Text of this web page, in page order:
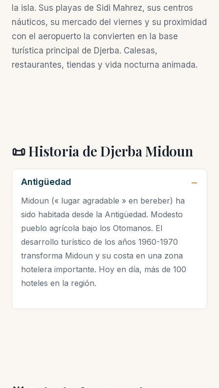
la isla. Sus playas de Sidi Mahrez, sus centros
náuticos, su mercado del viernes y su proximidad
con el aeropuerto la convierten en la base
turística principal de Djerba. Calesas,
restaurantes, tiendas y vida nocturna animada.
📜 Historia de Djerba Midoun
Antigüedad
Midoun (« lugar agradable » en bereber) ha
sido habitada desde la Antigüedad. Modesto
pueblo agrícola bajo los Otomanos. El
desarrollo turístico de los años 1960-1970
transforma Midoun y su costa en una zona
hotelera importante. Hoy en día, más de 100
hoteles en la región.